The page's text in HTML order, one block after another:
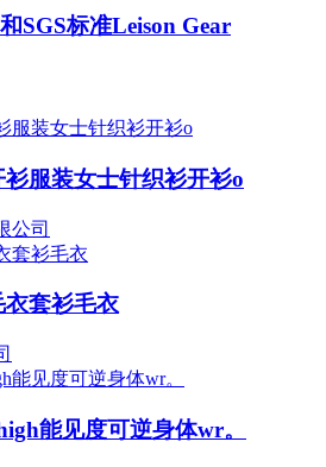
SGS标准Leison Gear
服装女士针织衫开衫o
公司
套衫毛衣
能见度可逆身体wr。